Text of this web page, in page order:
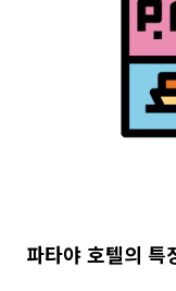
파타야 호텔의 특